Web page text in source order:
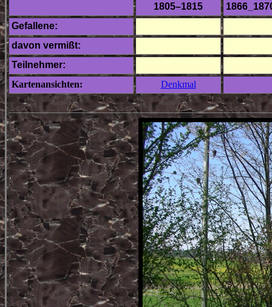
1805–1815
Gefallene:
davon vermißt:
Teilnehmer:
Kartenansichten:
Denkmal